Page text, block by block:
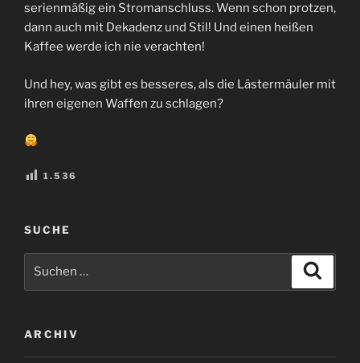
serienmäßig ein Stromanschluss. Wenn schon protzen,
dann auch mit Dekadenz und Stil! Und einen heißen
Kaffee werde ich nie verachten!
Und hey, was gibt es besseres, als die Lästermäuler mit
ihren eigenen Waffen zu schlagen?
1.536
SUCHE
ARCHIV